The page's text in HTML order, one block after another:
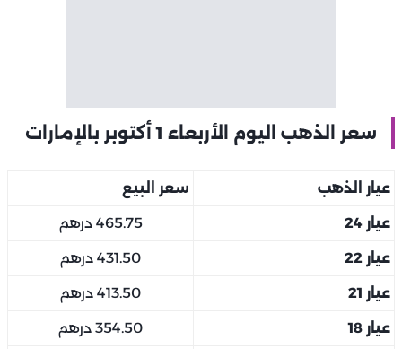
سعر الذهب اليوم الأربعاء 1 أكتوبر بالإمارات
عيار الذهب سعر البيع
عيار 24 465.75 درهم
عيار 22 431.50 درهم
عيار 21 413.50 درهم
عيار 18 354.50 درهم